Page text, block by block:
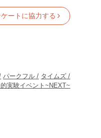
ートに協力する
パークフル
タイムズ
実験イベント~NEXT~